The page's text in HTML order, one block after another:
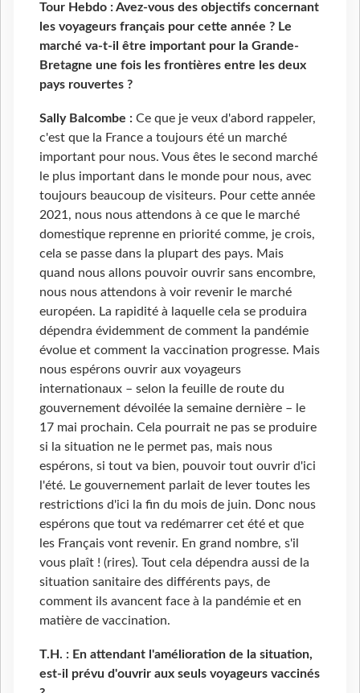
Tour Hebdo : Avez-vous des objectifs concernant
les voyageurs français pour cette année ? Le
marché va-t-il être important pour la Grande-
Bretagne une fois les frontières entre les deux
pays rouvertes ?
Sally Balcombe : Ce que je veux d'abord rappeler,
c'est que la France a toujours été un marché
important pour nous. Vous êtes le second marché
le plus important dans le monde pour nous, avec
toujours beaucoup de visiteurs. Pour cette année
2021, nous nous attendons à ce que le marché
domestique reprenne en priorité comme, je crois,
cela se passe dans la plupart des pays. Mais
quand nous allons pouvoir ouvrir sans encombre,
nous nous attendons à voir revenir le marché
européen. La rapidité à laquelle cela se produira
dépendra évidemment de comment la pandémie
évolue et comment la vaccination progresse. Mais
nous espérons ouvrir aux voyageurs
internationaux – selon la feuille de route du
gouvernement dévoilée la semaine dernière – le
17 mai prochain. Cela pourrait ne pas se produire
si la situation ne le permet pas, mais nous
espérons, si tout va bien, pouvoir tout ouvrir d'ici
l'été. Le gouvernement parlait de lever toutes les
restrictions d'ici la fin du mois de juin. Donc nous
espérons que tout va redémarrer cet été et que
les Français vont revenir. En grand nombre, s'il
vous plaît ! (rires). Tout cela dépendra aussi de la
situation sanitaire des différents pays, de
comment ils avancent face à la pandémie et en
matière de vaccination.
T.H. : En attendant l'amélioration de la situation,
est-il prévu d'ouvrir aux seuls voyageurs vaccinés